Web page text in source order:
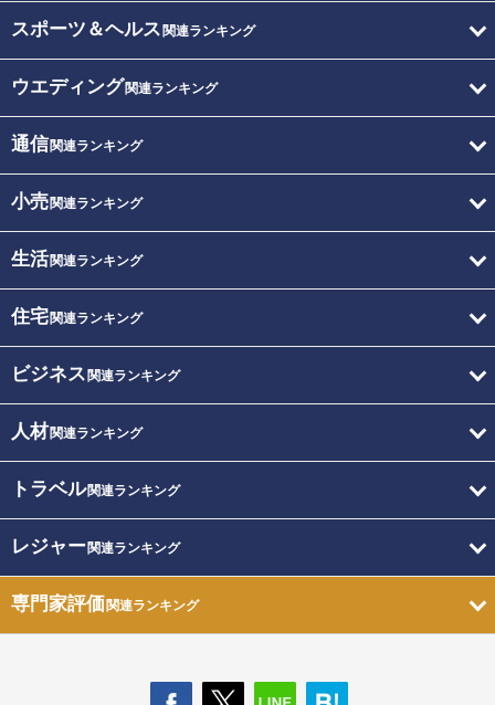
スポーツ＆ヘルス 関連ランキング
ウエディング関連ランキング
通信関連ランキング
小売関連ランキング
生活関連ランキング
住宅関連ランキング
ビジネス 関連ランキング
人材関連ランキング
トラベル関連ランキング
レジャー関連ランキング
専門家評価関連ランキング